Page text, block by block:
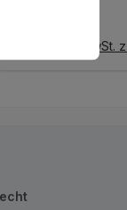
Preise inkl. MwSt.